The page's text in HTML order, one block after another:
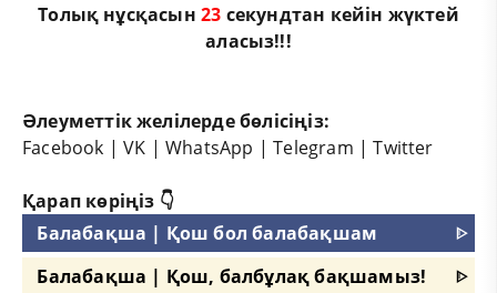
Толық нұсқасын22 секундтан кейін жүктей
аласыз!!!
Әлеуметтік желілерде бөлісіңіз:
Facebook |VK |WhatsApp |Telegram |Twitter
Қарап көріңіз 👇
Балабақша | Қош бол балабақшам
ᐈ
Балабақша | Қош, балбұлақ бақшамыз!
ᐈ